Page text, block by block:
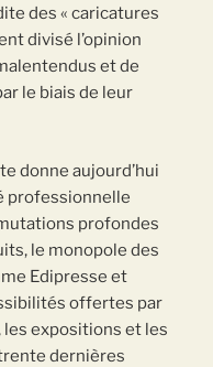
des « caricatures
divisé l’opinion
et de
le biais de leur
donne aujourd’hui
professionnelle
profondes
le monopole des
Edipresse et
offertes par
les expositions et les
dernières